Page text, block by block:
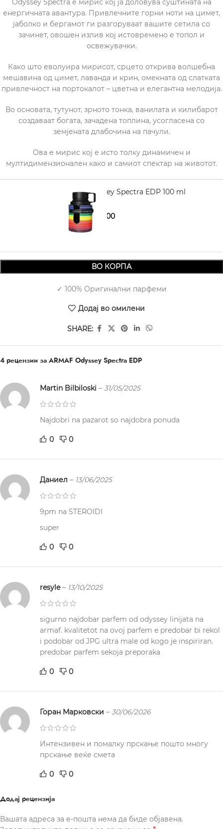
Odyssey Spectra е мирис кој ја доловува суштината на
енергичната авантура. Привлечните горни ноти на цимет,
јаболко и бергамот ги разгоруваат вашите сетила со
зачинет, овошен излив кој истовремено е топол и
освежувачки.
Како што еволуира мирисот, срцето открива волшебна
мешавина од цимет, лаванда и крин, омекната од слатката
привлечност на портокалот – цветна и елегантна мелодија.
Во основата, тутунот, зрното тонка, ванилата и килибарот
создаваат богата, зачадена топлина, усогласена со
земјената длабочина на пачули.
Ова е мирис кој е исто толку динамичен и
мултидимензионален како и самиот спектар на животот.
ARMAF Odyssey Spectra EDP 100 ml
2.490,001.690,00
ВО КОРПА
✓ 100% Оригинални парфеми
Додај во омилени
SHARE:
4 рецензии за ARMAF Odyssey Spectra EDP
Martin Bilbiloski – 31/05/2025
Najdobri na pazarot so najdobra ponuda
0 0
Даниел – 13/06/2025
9pm na STEROIDI
super
0 0
resyle– 13/10/2025
sigurno najdobar parfem od odyssey linijata na
armaf. kvalitetot na ovoj parfem e predobar bi rekol
i podobar od JPG ultra male od kogo je inspiriran.
predobar parfem sekoja preporaka
0 0
Горан Марковски – 30/06/2026
Интензивен и помалку прскање пошто многу
прскање веќе смета
0 0
Додај рецензија
Вашата адреса за е-пошта нема да биде објавена.